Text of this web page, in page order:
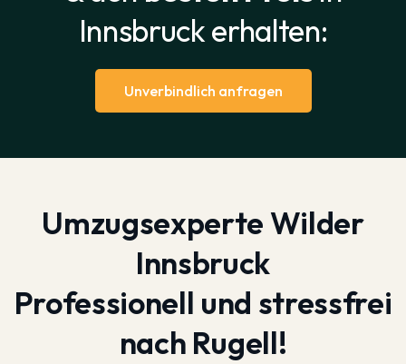
Innsbruck erhalten:
Unverbindlich anfragen
Umzugsexperte Wilder
Innsbruck
Professionell und stressfrei
nach Rugell!